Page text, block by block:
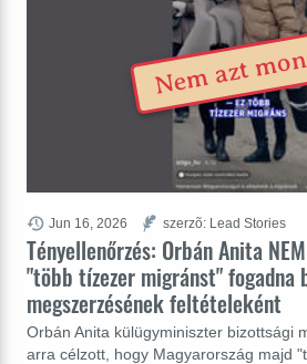
Tényellenőrzés: Orbán Anita
"több tízezer migránst" fogadna
megszerzésének feltételeként
Orbán Anita külügyminiszter bizottsági
arra célzott, hogy Magyarország majd
Jun 16, 2026 szerzõ: Lead Stories
Nem azt